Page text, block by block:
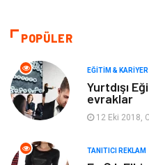
Moda
Makine
Elektronik
POPÜLER
EĞITIM & KARIYER
Yurtdışı
evraklar
12 Eki 2018,
TANITICI REKLAM